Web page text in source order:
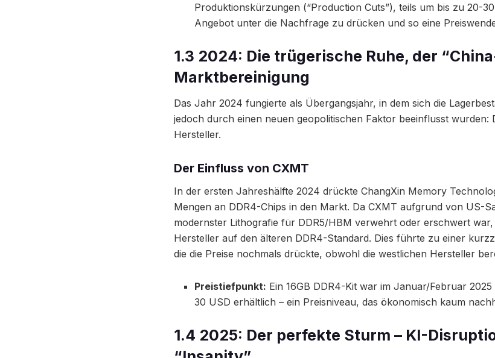
Produktionskürzungen (“Production Cuts”), teils um bis zu 20-
Angebot unter die Nachfrage zu drücken und so eine
1.3 2024: Die trügerische Ruhe, der
Marktbereinigung
Das Jahr 2024 fungierte als Übergangsjahr, in dem sich die
jedoch durch einen neuen geopolitischen Faktor beeinflusst wurden:
Hersteller.
Der Einfluss von CXMT
In der ersten Jahreshälfte 2024 drückte ChangXin Memory
Mengen an DDR4-Chips in den Markt. Da CXMT aufgrund von US-
modernster Lithografie für DDR5/HBM verwehrt oder erschwert
Hersteller auf den älteren DDR4-Standard. Dies führte zu einer
die die Preise nochmals drückte, obwohl die westlichen Hersteller
Preistiefpunkt: Ein 16GB DDR4-Kit war im Januar/Februar
30 USD erhältlich – ein Preisniveau, das ökonomisch kaum
1.4 2025: Der perfekte Sturm – KI-